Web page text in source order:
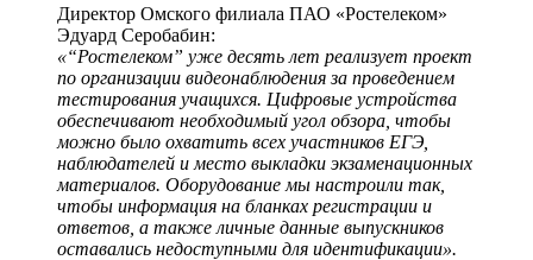
Директор Омского филиала ПАО «Ростелеком»
Эдуард Серобабин:
«“Ростелеком” уже десять лет реализует проект
по организации видеонаблюдения за проведением
тестирования учащихся. Цифровые устройства
обеспечивают необходимый угол обзора, чтобы
можно было охватить всех участников ЕГЭ,
наблюдателей и место выкладки экзаменационных
материалов. Оборудование мы настроили так,
чтобы информация на бланках регистрации и
ответов, а также личные данные выпускников
оставались недоступными для идентификации».